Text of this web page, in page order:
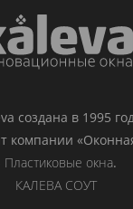
создана в 1995
компании
Пластиковые окна.
КАЛЕВА СОУТ